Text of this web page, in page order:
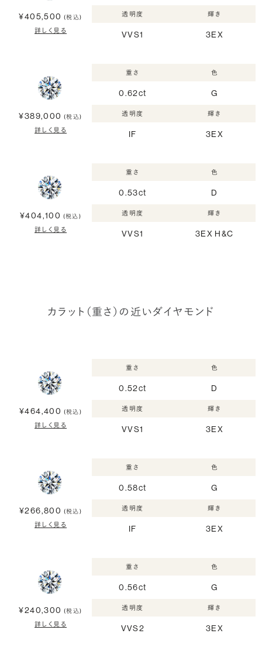
¥405,500 (税込)
詳しく見る
透明度
VVS1
輝き
3EX
¥389,000 (税込)
詳しく見る
重さ
0.62ct
色
G
透明度
IF
輝き
3EX
¥404,100 (税込)
詳しく見る
重さ
0.53ct
色
D
透明度
VVS1
輝き
3EX H&C
カラット（重さ）の近いダイヤモンド
¥464,400 (税込)
詳しく見る
重さ
0.52ct
色
D
透明度
VVS1
輝き
3EX
¥266,800 (税込)
詳しく見る
重さ
0.58ct
色
G
透明度
IF
輝き
3EX
¥240,300 (税込)
詳しく見る
重さ
0.56ct
色
G
透明度
VVS2
輝き
3EX